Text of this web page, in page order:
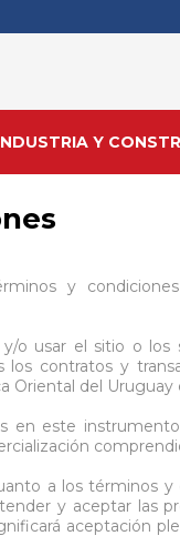
Y
Rotomartillos
Amoladoras
Llave de
Cargadores y
Ver todo
Jardín
Motosierras
Pie de Apoyo
Roscas
Articulaciones
Asiento de
Ver todo
Taladros
Pistolas de Calor
Llaves de
Cargadores y
Ver todo
Lubricación
Aspirador de
Cinta
Malla de
Cartelería
TIG
TIG Aluminio
Tigrod
Elastodur
Acero
Aceros disímiles
y
o usar el sitio o
los contratos y
Oriental del Uruguay
en este
a los términos
y aceptar las
aceptación